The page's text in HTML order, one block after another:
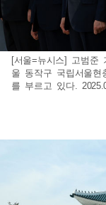
[서울=뉴시스] 고범
울 동작구 국립서울현
를 부르고 있다.